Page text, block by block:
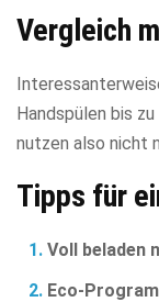
Vergleich
Handspülen bis
nutzen also nicht
Tipps für
Voll beladen
Eco-